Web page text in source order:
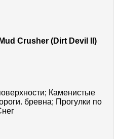
Crusher (Dirt Devil II)
Каменистые
бревна; Прогулки по